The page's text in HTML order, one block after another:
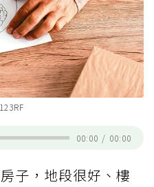
00:00 / 00:00
子，地段很好、樓